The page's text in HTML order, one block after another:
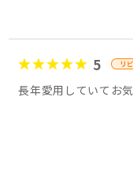
5
長年愛用していてお